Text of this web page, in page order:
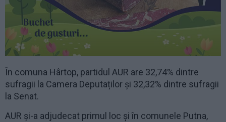
În comuna Hârtop, partidul AUR are 32,74% dintre
sufragii la Camera Deputaților și 32,32% dintre sufragii
la Senat.
AUR și-a adjudecat primul loc și în comunele Putna,